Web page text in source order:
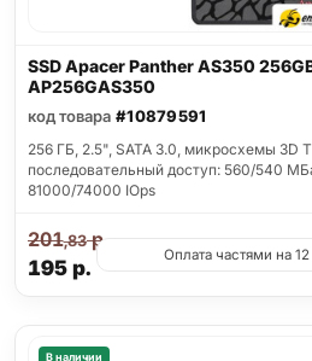
SSD Apacer Panther AS350
AP256GAS350
код товара #10879591
256 ГБ, 2.5", SATA 3.0, микросхемы 3D
последовательный доступ: 560/540
81000/74000 IOps
195р.
201,83р.
Оплата частями на
В наличии